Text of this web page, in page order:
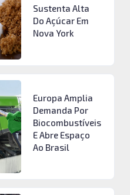
Sustenta Alta
Do Açúcar Em
Nova York
Europa Amplia
Demanda Por
Biocombustíveis
E Abre Espaço
Ao Brasil